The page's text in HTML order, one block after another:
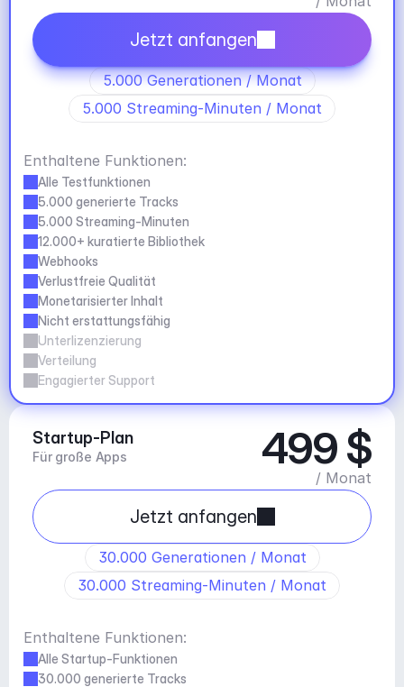
Jetzt anfangen
5.000 Generationen / Monat
5.000 Streaming-Minuten / Monat
Enthaltene Funktionen:
Alle Testfunktionen
5.000 generierte Tracks
5.000 Streaming-Minuten
12.000+ kuratierte Bibliothek
Webhooks
Verlustfreie Qualität
Monetarisierter Inhalt
Nicht erstattungsfähig
Unterlizenzierung
Verteilung
Engagierter Support
Startup-Plan
Für große Apps 499 $
/ Monat
Jetzt anfangen
30.000 Generationen / Monat
30.000 Streaming-Minuten / Monat
Enthaltene Funktionen:
Alle Startup-Funktionen
30.000 generierte Tracks